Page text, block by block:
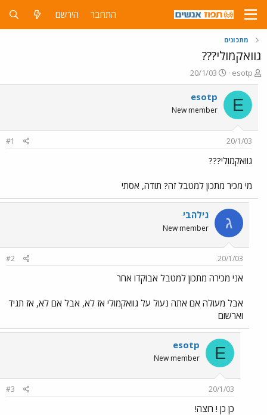
התחבר הירשם
מתכונים
גוואקמולי???
פ
ו
ת
ח
ה
ש
א
esotp
פ
ו
ר
ס
ם
ר
20/1/03
E
esotp
New member
20/1/03
#1
גוואקמולי???
מי מכיר מתכון למטבל זה? תודה, אסתי
ג גילהבי
New member
20/1/03
#2
אני מכירה מתכון למטבל אבוקדו אחר
אבל מעולה אם אתה נעול על גוואקמולי אז לא, אבל אם לא, אז תגיד
וארשום
E
esotp
New member
20/1/03
#3
כן כן ! רוצה!